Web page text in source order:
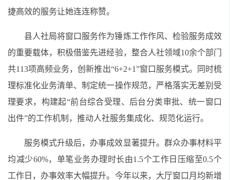
捷高效的服务让她连连称赞。
县人社局将窗口服务作为锤炼工作作风、检验服务成效
的重要载体，积极借鉴先进经验，整合人社领域10余个部门
共113项高频业务，创新推出“6+2+1”窗口服务模式。同时梳
理标准化业务清单、制定统一操作规范，严格落实无差别受
理要求，构建起“前台综合受理、后台分类审批、统一窗口
出件”的工作机制，推动人社服务集成化、规范化运行。
服务模式升级后，办事成效显著提升。群众办事材料平
均减少60%，单笔业务办理时长由1.5个工作日压缩至0.5个
工作日，办事效率大幅提升。今年以来，大厅窗口月均新增